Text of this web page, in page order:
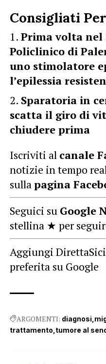
Consigliati
Prima volta nel
Policlinico di
uno stimolatore
l’epilessia
Sparatoria in
scatta il giro di
chiudere prima
Iscriviti al canale
notizie in tempo
sullapagina
Seguici su Google
stellina ★ per
Aggiungi
preferita su Google
ARGOMENTI: diagnosi
trattamento tumore al